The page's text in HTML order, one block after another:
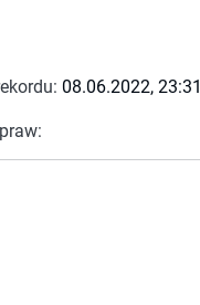
08.06.2022, 23:31